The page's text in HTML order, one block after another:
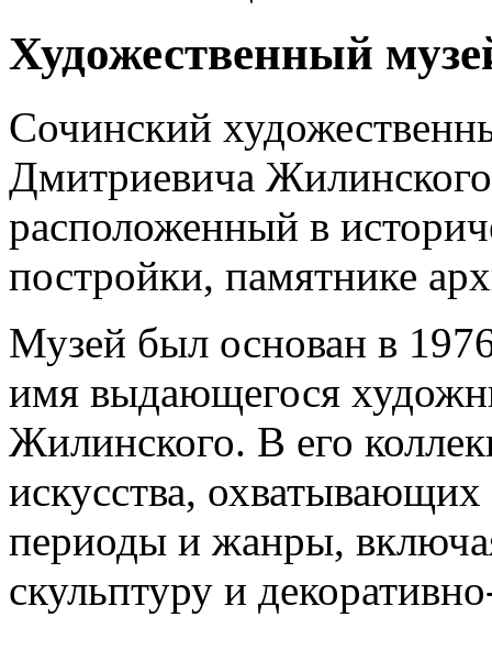
Художественный
Сочинский
Дмитриевича
расположенный в
постройки, памятнике
Музей был основан в
имя выдающегося
Жилинского. В его
искусства,
периоды и жанры,
скульптуру и